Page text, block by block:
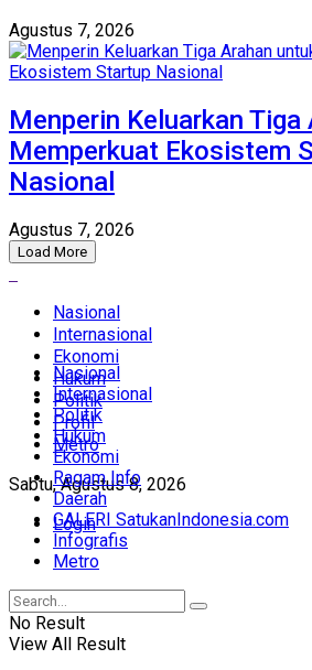
Agustus 7, 2026
Menperin Keluarkan Tiga
Memperkuat Ekosistem
Nasional
Agustus 7, 2026
Load More
Nasional
Internasional
Ekonomi
Hukum
Politik
Profil
Metro
Sabtu, Agustus 8, 2026
Login
Nasional
Internasional
Politik
Hukum
Ekonomi
Ragam Info
Daerah
GALERI SatukanIndonesia.com
Infografis
Metro
No Result
View All Result